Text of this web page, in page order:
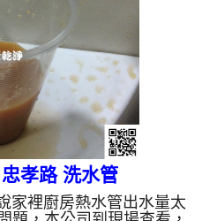
先生 總算能洗個舒服的
清洗, 洗水管, 熱水管堵塞,
, 洗管路 ...
孝路 洗水管
家裡廚房熱水管出水量太